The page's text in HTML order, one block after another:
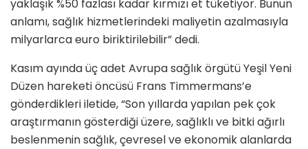
yaklaşık %50 fazlası kadar kırmızı et tüketiyor. Bunun
anlamı, sağlık hizmetlerindeki maliyetin azalmasıyla
milyarlarca euro biriktirilebilir” dedi.
Kasım ayında üç adet Avrupa sağlık örgütü Yeşil Yeni
Düzen hareketi öncüsü Frans Timmermans’e
gönderdikleri iletide, “Son yıllarda yapılan pek çok
araştırmanın gösterdiği üzere, sağlıklı ve bitki ağırlı
beslenmenin sağlık, çevresel ve ekonomik alanlarda